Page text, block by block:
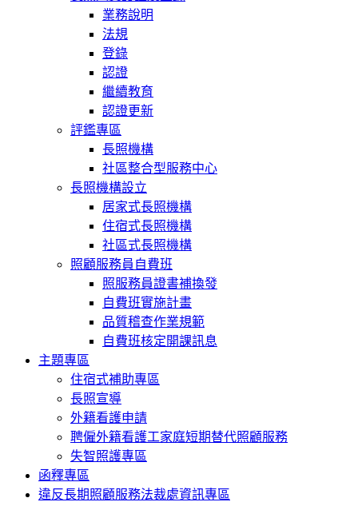
業務說明
法規
登錄
認證
繼續教育
認證更新
評鑑專區
長照機構
社區整合型服務中心
長照機構設立
居家式長照機構
住宿式長照機構
社區式長照機構
照顧服務員自費班
照服務員證書補換發
自費班實施計畫
品質稽查作業規範
自費班核定開課訊息
主題專區
住宿式補助專區
長照宣導
外籍看護申請
聘僱外籍看護工家庭短期替代照顧服務
失智照護專區
函釋專區
違反長期照顧服務法裁處資訊專區